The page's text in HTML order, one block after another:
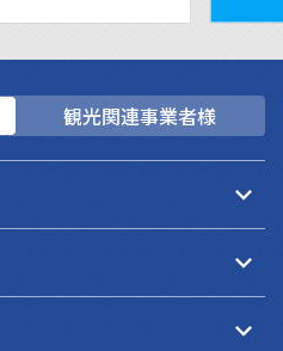
観光関連事業者様
keyboard_arrow_down
keyboard_arrow_down
keyboard_arrow_down